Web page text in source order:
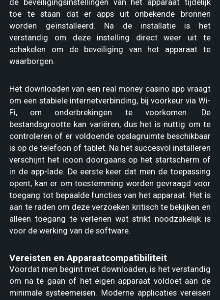
de beveiligingsinstellingen van het apparaat tijdelijk
toe te staan dat er apps uit onbekende bronnen
worden geïnstalleerd. Na de installatie is het
verstandig om deze instelling direct weer uit te
schakelen om de beveiliging van het apparaat te
waarborgen.
Het downloaden van een real money casino app vraagt
om een stabiele internetverbinding, bij voorkeur via Wi-
Fi, om onderbrekingen te voorkomen. De
bestandsgrootte kan variëren, dus het is nuttig om te
controleren of er voldoende opslagruimte beschikbaar
is op de telefoon of tablet. Na het succesvol installeren
verschijnt het icoon doorgaans op het startscherm of
in de app-lade. De eerste keer dat men de toepassing
opent, kan er om toestemming worden gevraagd voor
toegang tot bepaalde functies van het apparaat. Het is
aan te raden om deze verzoeken kritisch te bekijken en
alleen toegang te verlenen wat strikt noodzakelijk is
voor de werking van de software.
Vereisten en Apparaatcompatibiliteit
Voordat men begint met downloaden, is het verstandig
om na te gaan of het eigen apparaat voldoet aan de
minimale systeemeisen. Moderne applicaties vereisen